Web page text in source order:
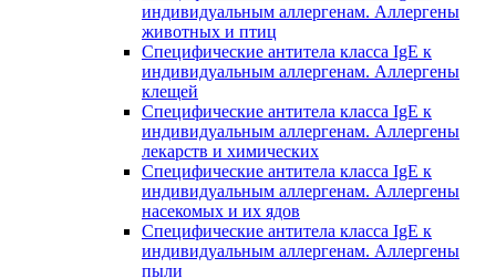
индивидуальным аллергенам. Аллергены
животных и птиц
Специфические антитела класса IgE к
индивидуальным аллергенам. Аллергены
клещей
Специфические антитела класса IgE к
индивидуальным аллергенам. Аллергены
лекарств и химических
Специфические антитела класса IgE к
индивидуальным аллергенам. Аллергены
насекомых и их ядов
Специфические антитела класса IgE к
индивидуальным аллергенам. Аллергены
пыли